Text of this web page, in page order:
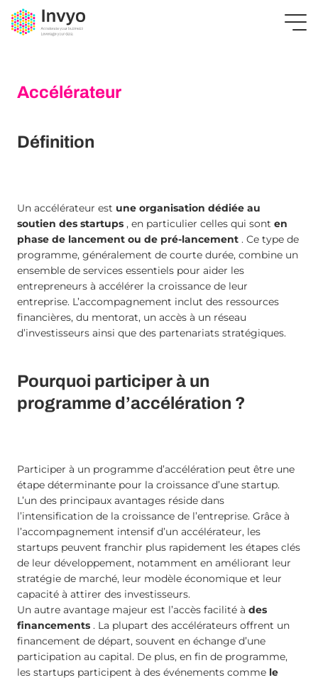
Accélérateur
Définition
Un accélérateur est une organisation dédiée au
soutien des startups , en particulier celles qui sont en
phase de lancement ou de pré-lancement . Ce type de
programme, généralement de courte durée, combine un
ensemble de services essentiels pour aider les
entrepreneurs à accélérer la croissance de leur
entreprise. L’accompagnement inclut des ressources
financières, du mentorat, un accès à un réseau
d’investisseurs ainsi que des partenariats stratégiques.
Pourquoi participer à un
programme d’accélération ?
Participer à un programme d’accélération peut être une
étape déterminante pour la croissance d’une startup.
L’un des principaux avantages réside dans
l’intensification de la croissance de l’entreprise. Grâce à
l’accompagnement intensif d’un accélérateur, les
startups peuvent franchir plus rapidement les étapes clés
de leur développement, notamment en améliorant leur
stratégie de marché, leur modèle économique et leur
capacité à attirer des investisseurs.
Un autre avantage majeur est l’accès facilité à des
financements . La plupart des accélérateurs offrent un
financement de départ, souvent en échange d’une
participation au capital. De plus, en fin de programme,
les startups participent à des événements comme le